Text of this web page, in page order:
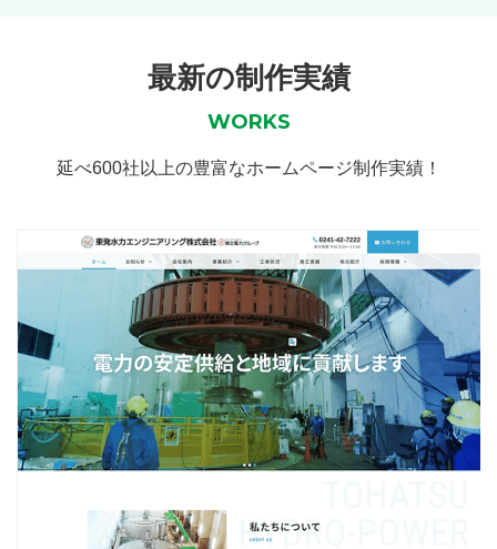
最新の制作実績
WORKS
延べ600社以上の豊富なホームページ制作実績！